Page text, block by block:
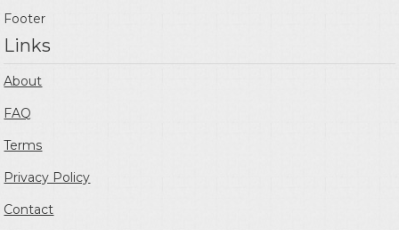
Footer
Links
About
FAQ
Terms
Privacy Policy
Contact